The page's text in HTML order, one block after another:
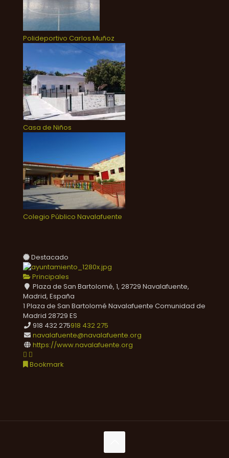
Polideportivo Carlos Muñoz
Casa de Niños
Colegio Público Navalafuente
Destacado
Principales
Plaza de San Bartolomé, 1, 28729 Navalafuente,
Madrid, España
1 Plaza de San Bartolomé Navalafuente Comunidad de
Madrid 28729 ES
918 432 275918 432 275
navalafuente@navalafuente.org
https://www.navalafuente.org
Bookmark